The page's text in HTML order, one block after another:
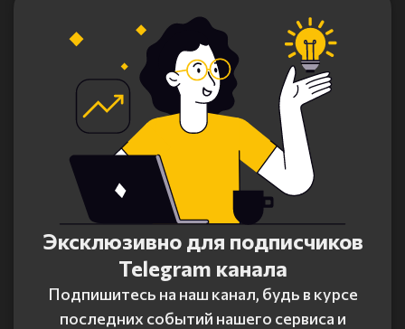
Эксклюзивно для подписчиков
Telegram канала
Подпишитесь на наш канал, будь в курсе
последних событий нашего сервиса и